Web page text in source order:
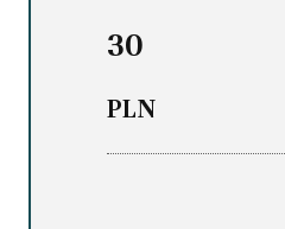
30
PLN